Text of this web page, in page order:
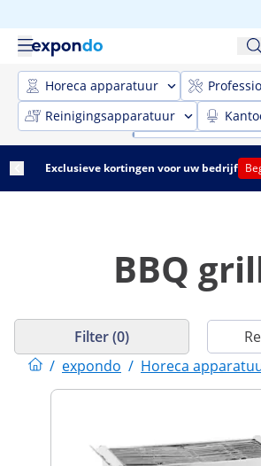
Horeca apparatuur
Reinigingsapparatuur
Exclusieve kortingen voor uw bedrijf
BBQ
/ expondo / Horeca
Filter (0)